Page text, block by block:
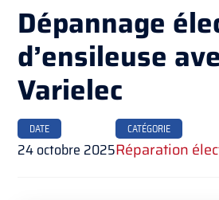
Dépannage
d’ensileuse
Varielec
DATE
24 octobre 2025
CATÉGORIE
Réparation